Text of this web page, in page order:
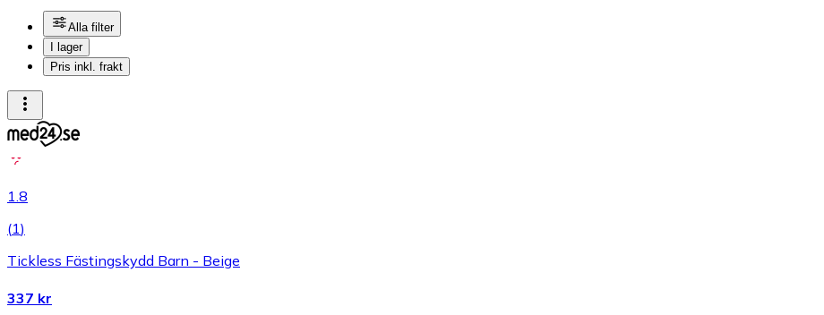
Alla filter
I lager
Pris inkl. frakt
1.8
(1)
Tickless Fästingskydd Barn - Beige
337 kr